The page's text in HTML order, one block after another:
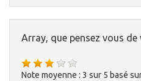
Array, que pensez vous de
Note moyenne : 3 sur 5 basé